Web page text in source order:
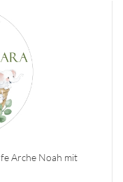
Arche Noah mit